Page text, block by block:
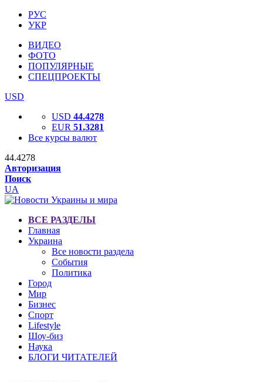
РУС
УКР
ВИДЕО
ФОТО
ПОПУЛЯРНЫЕ
СПЕЦПРОЕКТЫ
USD
USD 44.4278
EUR 51.3281
Все курсы валют
44.4278
Авторизация
Поиск
UA
ВСЕ РАЗДЕЛЫ
Главная
Украина
Все новости раздела
События
Политика
Город
Мир
Бизнес
Спорт
Lifestyle
Шоу-биз
Наука
БЛОГИ ЧИТАТЕЛЕЙ